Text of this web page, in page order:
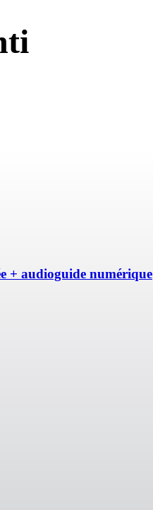
+ audioguide numérique